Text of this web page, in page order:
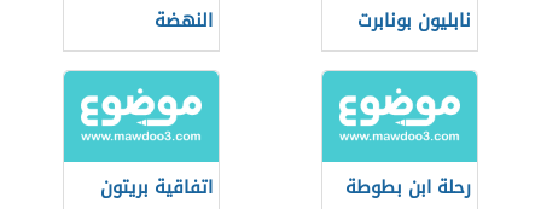
نابليون بونابرت
النهضة
رحلة ابن بطوطة
اتفاقية بريتون